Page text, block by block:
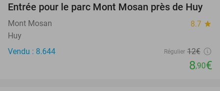
26%
Entrée pour le parc Mont Mosan près de Huy
Mont Mosan 8.7 star
Huy
Vendu : 8.644
Régulier 12€
8,90€